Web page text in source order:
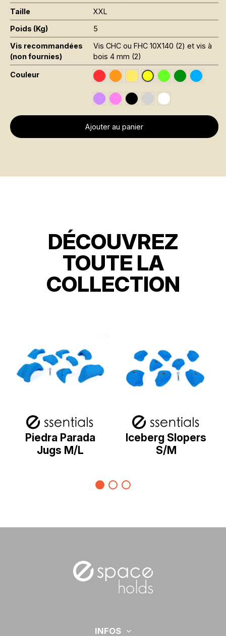
Taille
XXL
Poids (Kg)
5
Vis recommandées
(non fournies)
Vis CHC ou FHC 10X140 (2) et vis à
bois 4 mm (2)
Couleur Traffic Red RAL 3020
Orange Fluo RAL 2005
Jaune Pantone 116C
Jaune Fluo RAL 1026
Vert FluoLeaf Green
Sky
Signal Violet RAL 4008
Rose Fluo Pantone 806C
Black RAL 9005
Gris RAL 7001
Traffic White RAL
Ajouter au panier
DÉCOUVREZ
TOUTE LA
COLLECTION
Piedra Parada
Jugs M/L
Iceberg Slopers
S/M
INFOS